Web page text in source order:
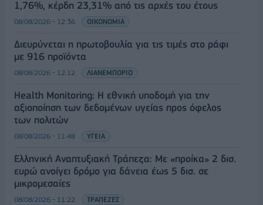
1,76%, κέρδη 23,31% από τις αρχές του έτους
08/08/2026 - 12:36 ΟΙΚΟΝΟΜΙΑ
Διευρύνεται η πρωτοβουλία για τις τιμές στο ράφι
με 916 προϊόντα
08/08/2026 - 12:12 ΛΙΑΝΕΜΠΟΡΙΟ
Health Monitoring: Η εθνική υποδομή για την
αξιοποίηση των δεδομένων υγείας προς όφελος
των πολιτών
08/08/2026 - 11:48 ΥΓΕΙΑ
Ελληνική Αναπτυξιακή Τράπεζα: Με «προίκα» 2 δισ.
ευρώ ανοίγει δρόμο για δάνεια έως 5 δισ. σε
μικρομεσαίες
08/08/2026 - 11:22 ΤΡΑΠΕΖΕΣ